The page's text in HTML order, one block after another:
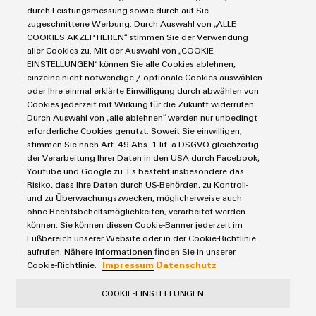
Reihenklemmen
Stromversorgungen
Single Pair Ethernet
Smart Metering
SNAP IN Anschlusstechnologie
Workplace Solutions
Connectivity Consulting
eShop / Digitale Bestellmöglichkeiten
Engineering-Daten
PCB Connector Services
Support Center
Technische Produktkataloge
Weidmüller Configurator
Industrien
Datencenter
Gerätehersteller
Maschinenbau
Photovoltaik
Wasserstoff
Weidmüller Industry Match
Windenergie
Impressum
Einkaufs- /Lieferanteninformationen
Datenschutzerklärung
Cookie Richtlinie
Cookie Einstellungen
Weidmüller GmbH & Co KG
Klingenbergstraße 26
32758 Detmold
Tel.: +49 5231 14-280
durch Leistungsmessung sowie durch auf Sie
zugeschnittene Werbung. Durch Auswahl von „ALLE
COOKIES AKZEPTIEREN“ stimmen Sie der Verwendung
aller Cookies zu. Mit der Auswahl von „COOKIE-
EINSTELLUNGEN“ können Sie alle Cookies ablehnen,
einzelne nicht notwendige / optionale Cookies auswählen
oder Ihre einmal erklärte Einwilligung durch abwählen von
Cookies jederzeit mit Wirkung für die Zukunft widerrufen.
Durch Auswahl von „alle ablehnen“ werden nur unbedingt
erforderliche Cookies genutzt. Soweit Sie einwilligen,
stimmen Sie nach Art. 49 Abs. 1 lit. a DSGVO gleichzeitig
der Verarbeitung Ihrer Daten in den USA durch Facebook,
Youtube und Google zu. Es besteht insbesondere das
Risiko, dass Ihre Daten durch US-Behörden, zu Kontroll-
und zu Überwachungszwecken, möglicherweise auch
ohne Rechtsbehelfsmöglichkeiten, verarbeitet werden
können. Sie können diesen Cookie-Banner jederzeit im
Fußbereich unserer Website oder in der Cookie-Richtlinie
aufrufen. Nähere Informationen finden Sie in unserer
Cookie-Richtlinie.
Impressum Datenschutz
COOKIE-EINSTELLUNGEN